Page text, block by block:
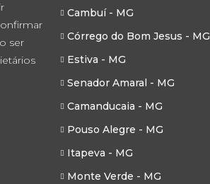
ser
Cambuí - MG
Córrego do Bom Jesus - MG
Estiva - MG
Senador Amaral - MG
Camanducaia - MG
Pouso Alegre - MG
Itapeva - MG
Monte Verde - MG